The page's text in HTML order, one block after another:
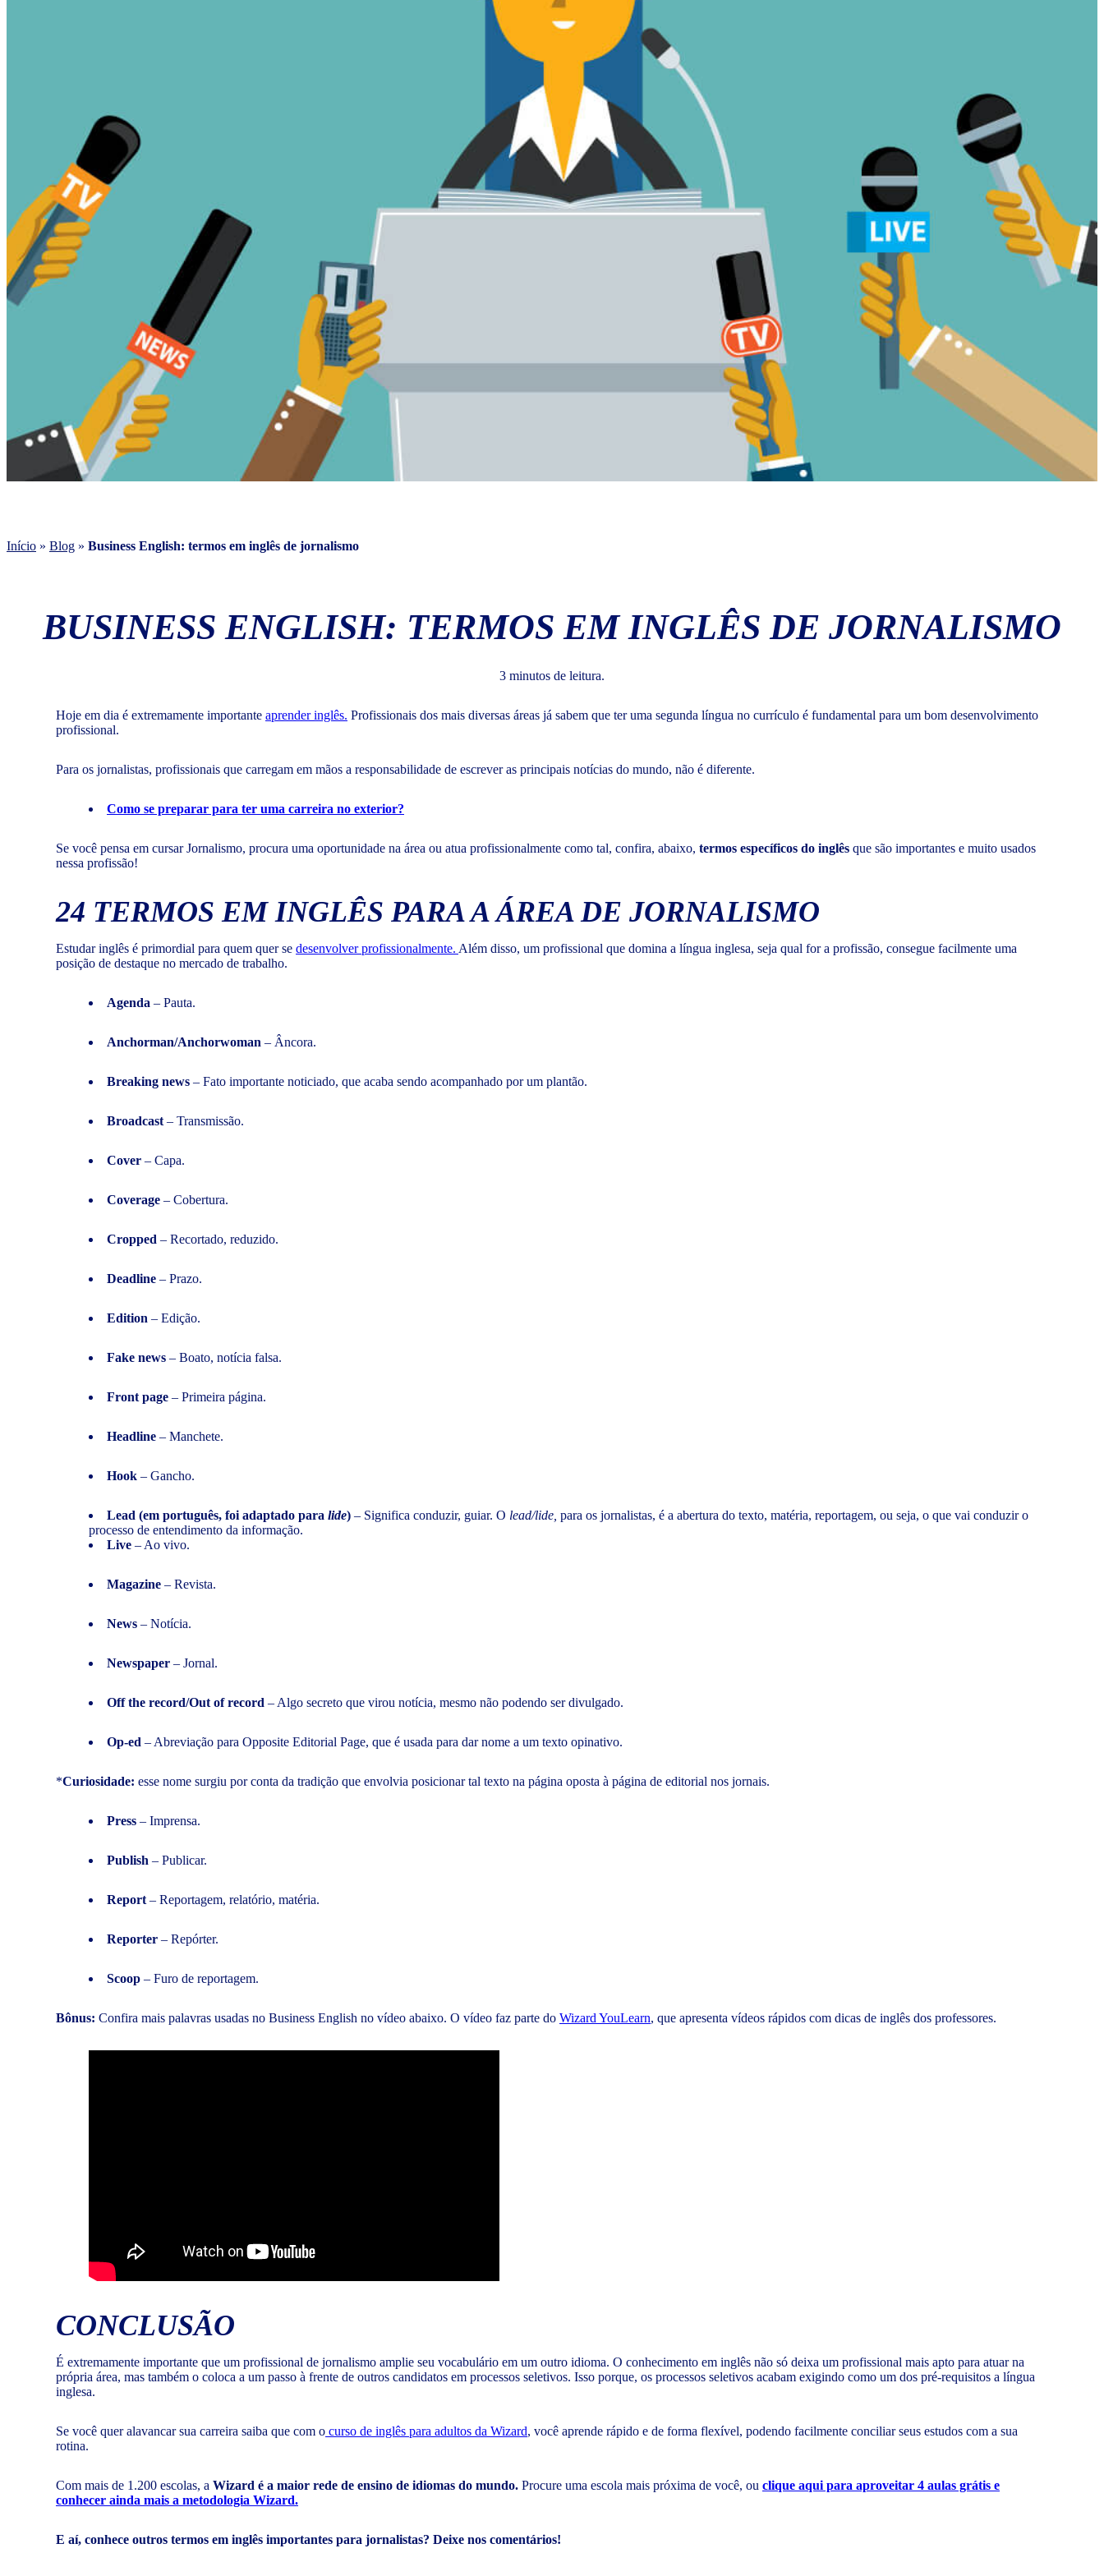
Início » Blog » Business English: termos em inglês de jornalismo
BUSINESS ENGLISH: TERMOS EM INGLÊS DE JORNALISMO
3 minutos de leitura.
Hoje em dia é extremamente importante aprender inglês. Profissionais dos mais diversas áreas já sabem que ter uma segunda língua no currículo é fundamental para um bom desenvolvimento
profissional.
Para os jornalistas, profissionais que carregam em mãos a responsabilidade de escrever as principais notícias do mundo, não é diferente.
Como se preparar para ter uma carreira no exterior?
Se você pensa em cursar Jornalismo, procura uma oportunidade na área ou atua profissionalmente como tal, confira, abaixo, termos específicos do inglês que são importantes e muito usados
nessa profissão!
24 TERMOS EM INGLÊS PARA A ÁREA DE JORNALISMO
Estudar inglês é primordial para quem quer se desenvolver profissionalmente. Além disso, um profissional que domina a língua inglesa, seja qual for a profissão, consegue facilmente uma
posição de destaque no mercado de trabalho.
Agenda – Pauta.
Anchorman/Anchorwoman – Âncora.
Breaking news – Fato importante noticiado, que acaba sendo acompanhado por um plantão.
Broadcast – Transmissão.
Cover – Capa.
Coverage – Cobertura.
Cropped – Recortado, reduzido.
Deadline – Prazo.
Edition – Edição.
Fake news – Boato, notícia falsa.
Front page – Primeira página.
Headline – Manchete.
Hook – Gancho.
Lead (em português, foi adaptado para lide) – Significa conduzir, guiar. O lead/lide, para os jornalistas, é a abertura do texto, matéria, reportagem, ou seja, o que vai conduzir o
processo de entendimento da informação.
Live – Ao vivo.
Magazine – Revista.
News – Notícia.
Newspaper – Jornal.
Off the record/Out of record – Algo secreto que virou notícia, mesmo não podendo ser divulgado.
Op-ed – Abreviação para Opposite Editorial Page, que é usada para dar nome a um texto opinativo.
*Curiosidade: esse nome surgiu por conta da tradição que envolvia posicionar tal texto na página oposta à página de editorial nos jornais.
Press – Imprensa.
Publish – Publicar.
Report – Reportagem, relatório, matéria.
Reporter – Repórter.
Scoop – Furo de reportagem.
Bônus: Confira mais palavras usadas no Business English no vídeo abaixo. O vídeo faz parte do Wizard YouLearn, que apresenta vídeos rápidos com dicas de inglês dos professores.
CONCLUSÃO
É extremamente importante que um profissional de jornalismo amplie seu vocabulário em um outro idioma. O conhecimento em inglês não só deixa um profissional mais apto para atuar na
própria área, mas também o coloca a um passo à frente de outros candidatos em processos seletivos. Isso porque, os processos seletivos acabam exigindo como um dos pré-requisitos a língua
inglesa.
Se você quer alavancar sua carreira saiba que com o curso de inglês para adultos da Wizard, você aprende rápido e de forma flexível, podendo facilmente conciliar seus estudos com a sua
rotina.
Com mais de 1.200 escolas, a Wizard é a maior rede de ensino de idiomas do mundo. Procure uma escola mais próxima de você, ou clique aqui para aproveitar 4 aulas grátis e
conhecer ainda mais a metodologia Wizard.
E aí, conhece outros termos em inglês importantes para jornalistas? Deixe nos comentários!